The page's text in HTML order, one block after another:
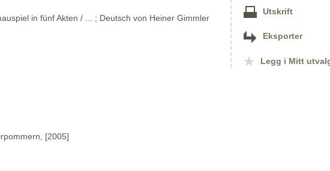
in fünf Akten / ... ; Deutsch von Heiner Gimmler
[2005]
Utskrift
Eksporter
Legg i Mitt